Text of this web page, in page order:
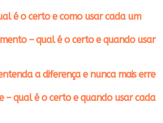
é o certo e como usar cada um
– qual é o certo e quando usar
a diferença e nunca mais erre
– qual é o certo e quando usar cada